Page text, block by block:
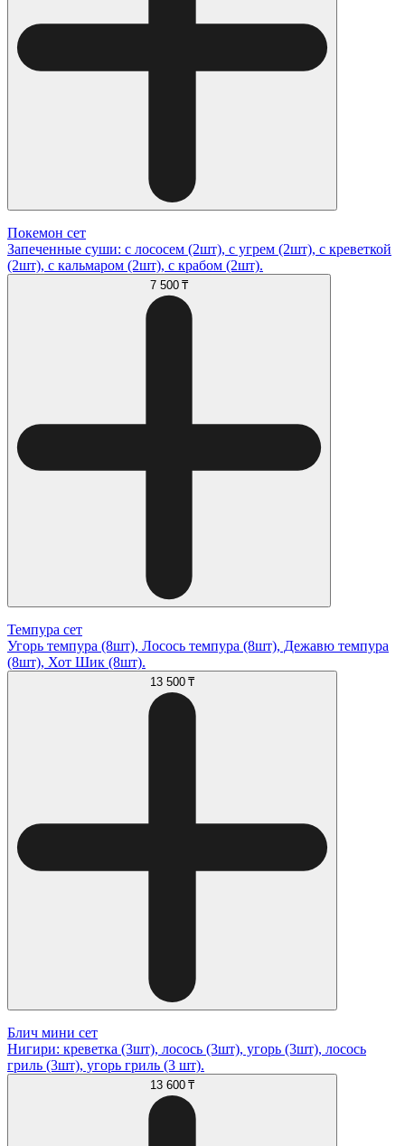
Покемон сет
Запеченные суши: с лососем (2шт), с угрем (2шт), с креветкой
(2шт), с кальмаром (2шт), с крабом (2шт).
7 500 ₸
Темпура сет
Угорь темпура (8шт), Лосось темпура (8шт), Дежавю темпура
(8шт), Хот Шик (8шт).
13 500 ₸
Блич мини сет
Нигири: креветка (3шт), лосось (3шт), угорь (3шт), лосось
гриль (3шт), угорь гриль (3 шт).
13 600 ₸